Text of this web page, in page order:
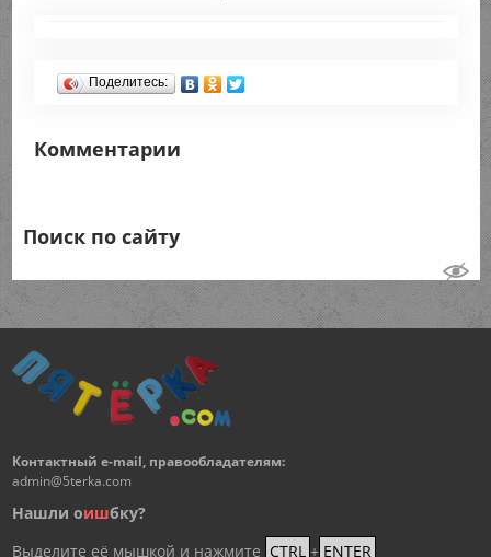
Поделитесь:
Комментарии
Поиск по сайту
Контактный e-mail, правообладателям:
admin@5terka.com
Нашли оишбку?
Выделите её мышкой и нажмите CTRL + ENTER